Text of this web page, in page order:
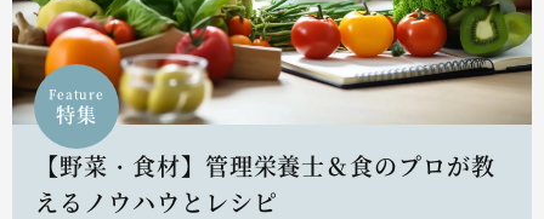
Feature
特集
【野菜・食材】管理栄養士＆食のプロが教
えるノウハウとレシピ